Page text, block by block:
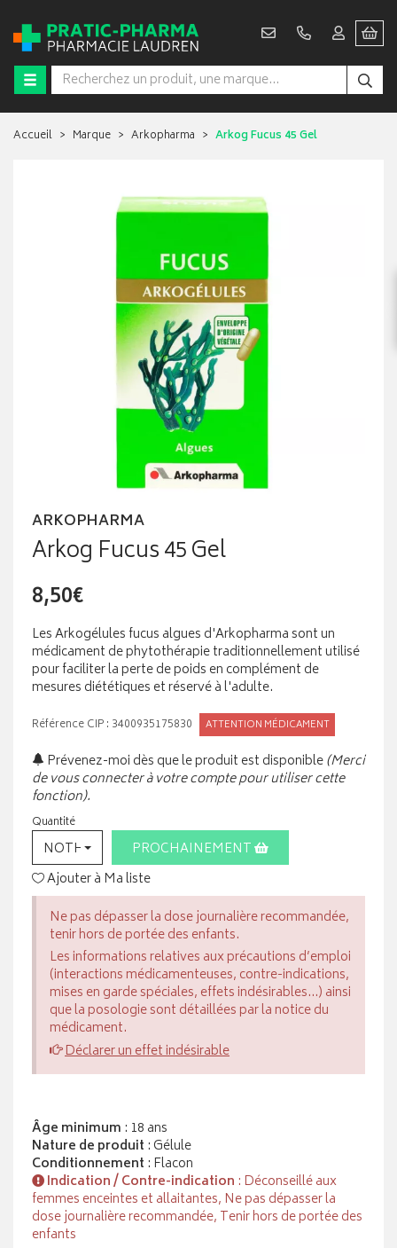
Accueil Marque Arkopharma Arkog Fucus 45 Gel
ARKOPHARMA
Arkog Fucus 45 Gel
8,50€
Les Arkogélules fucus algues d'Arkopharma sont un
médicament de phytothérapie traditionnellement utilisé
pour faciliter la perte de poids en complément de
mesures diététiques et réservé à l'adulte.
Référence CIP : 3400935175830 ATTENTION MÉDICAMENT
Prévenez-moi dès que le produit est disponible(Merci
de vous connecter à votre compte pour utiliser cette
fonction).
Quantité
NOTHING SELECTEDPROCHAINEMENT
Ajouter à Ma liste
Ne pas dépasser la dose journalière recommandée,
tenir hors de portée des enfants.
Les informations relatives aux précautions d’emploi
(interactions médicamenteuses, contre-indications,
mises en garde spéciales, effets indésirables...) ainsi
que la posologie sont détaillées par la notice du
médicament.
Déclarer un effet indésirable
Âge minimum : 18 ans
Nature de produit : Gélule
Conditionnement : Flacon
Indication / Contre-indication : Déconseillé aux
femmes enceintes et allaitantes, Ne pas dépasser la
dose journalière recommandée, Tenir hors de portée des
enfants